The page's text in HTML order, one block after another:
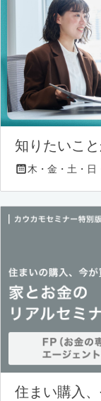
知りたいこ
住まい購入